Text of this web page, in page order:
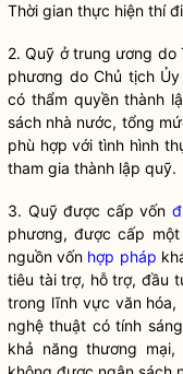
Thời gian thực hiện thí
2. Quỹ ở trung ương do
phương do Chủ tịch
có thẩm quyềnthành
sách nhà nước, tổng
phù hợp với tình hình
tham gia thành lập quỹ.
3. Quỹ được cấp vốn
phương, được cấp
nguồn vốn hợp pháp
tiêu tài trợ, hỗ trợ, đầu
trong lĩnh vực văn hóa,
nghệ thuật có tính
khả năng thương